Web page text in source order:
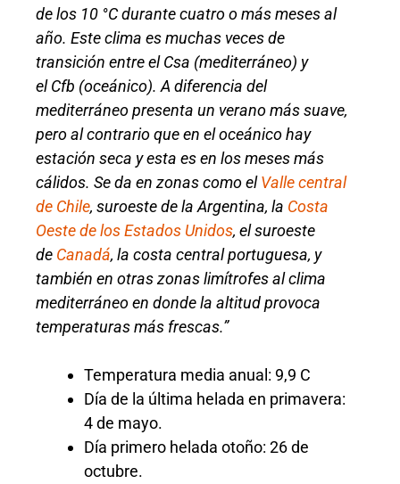
de los 10 °C durante cuatro o más meses al
año. Este clima es muchas veces de
transición entre el Csa (mediterráneo) y
el Cfb (oceánico). A diferencia del
mediterráneo presenta un verano más suave,
pero al contrario que en el oceánico hay
estación seca y esta es en los meses más
cálidos. Se da en zonas como elValle central
de Chile, suroeste de la Argentina, la Costa
Oeste de los Estados Unidos, el suroeste
de Canadá, la costa central portuguesa, y
también en otras zonas limítrofes al clima
mediterráneo en donde la altitud provoca
temperaturas más frescas.”
Temperatura media anual: 9,9 C
Día de la última helada en primavera:
4 de mayo.
Día primero helada otoño: 26 de
octubre.